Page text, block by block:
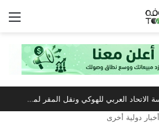
سلطنة عُمان تفوز برئاسة الاتحاد العربي للهوكي ونقل المقر لمسقط
أخبار دولية أخرى